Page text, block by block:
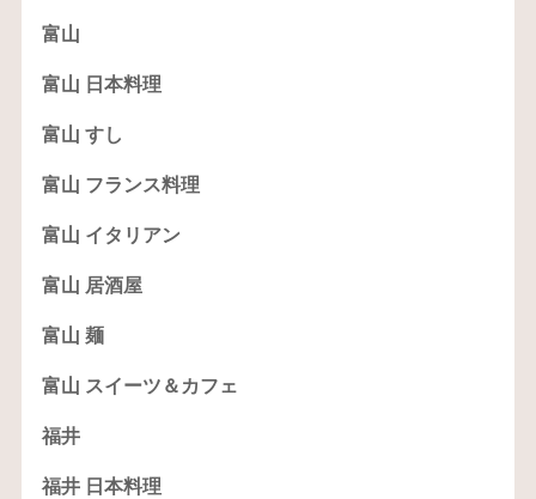
富山
富山 日本料理
富山 すし
富山 フランス料理
富山 イタリアン
富山 居酒屋
富山 麺
富山 スイーツ＆カフェ
福井
福井 日本料理